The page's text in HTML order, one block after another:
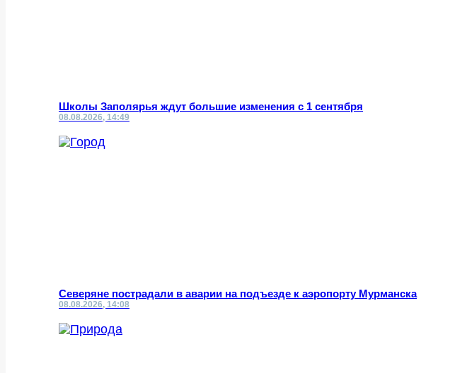
Школы Заполярья ждут большие изменения с 1 сентября
08.08.2026, 14:49
Северяне пострадали в аварии на подъезде к аэропорту Мурманска
08.08.2026, 14:08